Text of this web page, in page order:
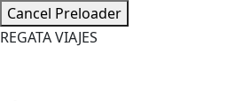
Cancel Preloader
REGATAVIAJES